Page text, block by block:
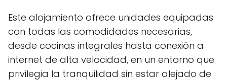
Este alojamiento ofrece unidades equipadas
con todas las comodidades necesarias,
desde cocinas integrales hasta conexión a
internet de alta velocidad, en un entorno que
privilegia la tranquilidad sin estar alejado de